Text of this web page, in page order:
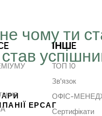
чому ти
ЕРСАГ
ІНШE
ТОП 10
Зв'язок
ОФІС-
Сертифікати